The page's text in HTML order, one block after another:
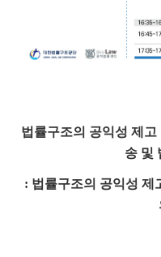
법률구조의 공익성 제
송 및
: 법률구조의 공익성 제